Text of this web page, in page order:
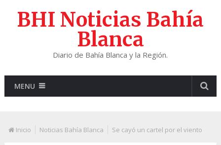
BHI Noticias Bahía
Blanca
Diario de Bahía Blanca y la Región.
MENU
Inicio Noticias Bahía Blanca Se cayó un cartel por el viento